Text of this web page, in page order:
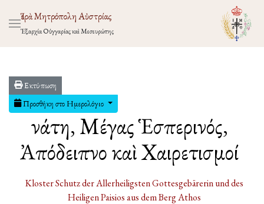
Ἱερὰ Μητρόπολη Αὐστρίας
Ἐξαρχία Οὑγγαρίας καὶ Μεσευρώπης
Εκτύπωση
Προσθήκη στο Ημερολόγιο
Ἐνάτη, Μέγας Ἑσπερινός,
Ἀπόδειπνο καὶ Χαιρετισμοί
Kloster Schutz der Allerheiligsten Gottesgebärerin und des
Heiligen Paisios aus dem Berg Athos